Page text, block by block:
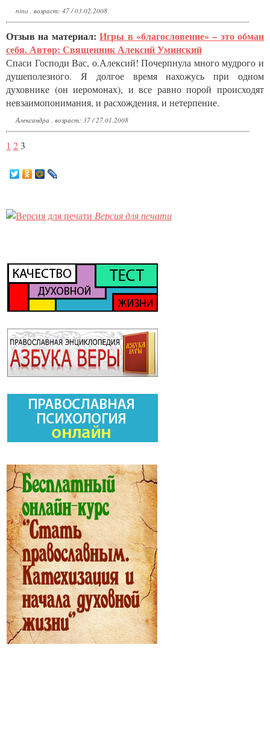
nina , возраст: 47 / 03.02.2008
Отзыв на материал:Игры в «благословение» – это обман
себя. Автор: Священник Алексий Уминский
Спаси Господи Вас, о.Алексий! Почерпнула много мудрого и
душеполезного. Я долгое время нахожусь при одном
духовнике (он иеромонах), и все равно порой происходят
невзаимопонимания, и расхождения, и нетерпение.
Александра , возраст: 37 / 27.01.2008
1 2 3
Версия для печати